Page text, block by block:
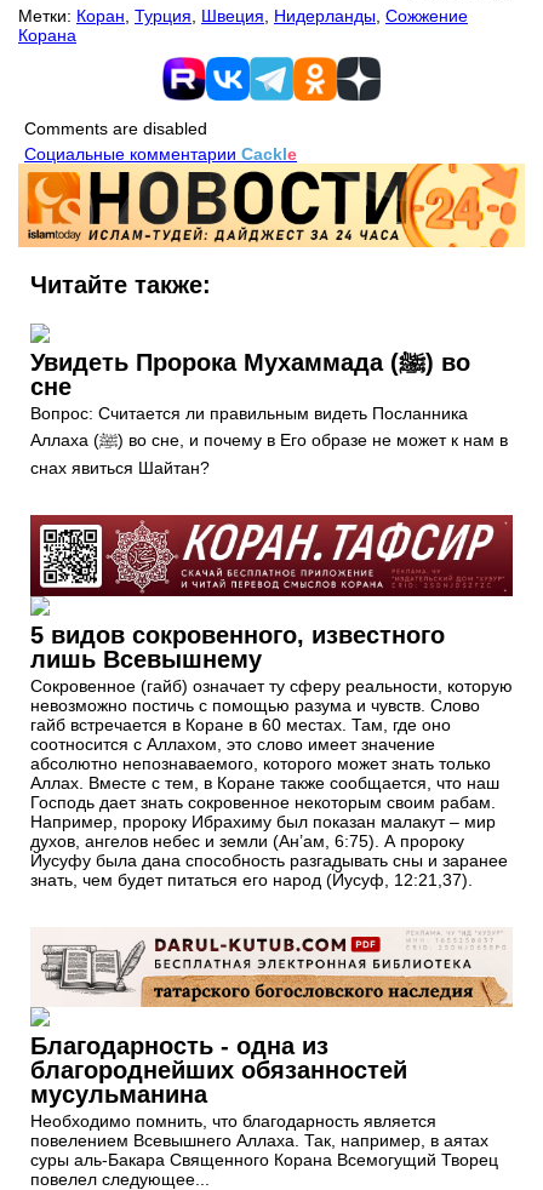
Метки: Коран Турция Швеция Нидерланды Сожжение
Корана
Comments are disabled
Социальные комментарии Cackle
Читайте также:
Увидеть Пророка Мухаммада (ﷺ) во
сне
Вопрос: Считается ли правильным видеть Посланника
Аллаха (ﷺ) во сне, и почему в Его образе не может к нам в
снах явиться Шайтан?
5 видов сокровенного, известного
лишь Всевышнему
Сокровенное (гайб) означает ту сферу реальности, которую
невозможно постичь с помощью разума и чувств. Слово
гайб встречается в Коране в 60 местах. Там, где оно
соотносится с Аллахом, это слово имеет значение
абсолютно непознаваемого, которого может знать только
Аллах. Вместе с тем, в Коране также сообщается, что наш
Господь дает знать сокровенное некоторым своим рабам.
Например, пророку Ибрахиму был показан малакут – мир
духов, ангелов небес и земли (Ан’ам, 6:75). А пророку
Йусуфу была дана способность разгадывать сны и заранее
знать, чем будет питаться его народ (Йусуф, 12:21,37).
Благодарность - одна из
благороднейших обязанностей
мусульманина
Необходимо помнить, что благодарность является
повелением Всевышнего Аллаха. Так, например, в аятах
суры аль-Бакара Священного Корана Всемогущий Творец
повелел следующее...